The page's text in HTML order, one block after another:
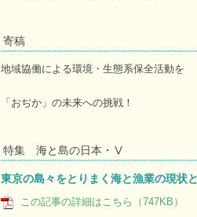
寄稿
地域協働による環境・生態系保全活動を
「おぢか」の未来への挑戦！
特集 海と島の日本・Ⅴ
東京の島々をとりまく海と漁業の現状
この記事の詳細はこちら（747KB）